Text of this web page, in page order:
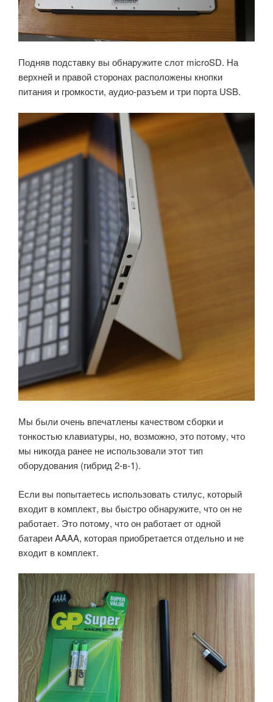
Подняв подставку вы обнаружите слот microSD. На
верхней и правой сторонах расположены кнопки
питания и громкости, аудио-разъем и три порта USB.
Мы были очень впечатлены качеством сборки и
тонкостью клавиатуры, но, возможно, это потому, что
мы никогда ранее не использовали этот тип
оборудования (гибрид 2-в-1).
Если вы попытаетесь использовать стилус, который
входит в комплект, вы быстро обнаружите, что он не
работает. Это потому, что он работает от одной
батареи AAAA, которая приобретается отдельно и не
входит в комплект.